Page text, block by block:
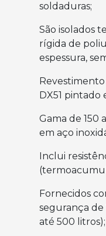
soldaduras;
São isolados
rígida de
espessura,
DX51
Gama de 150
em aço
Inclui
Fornecidos
segurança
até 500 litros);